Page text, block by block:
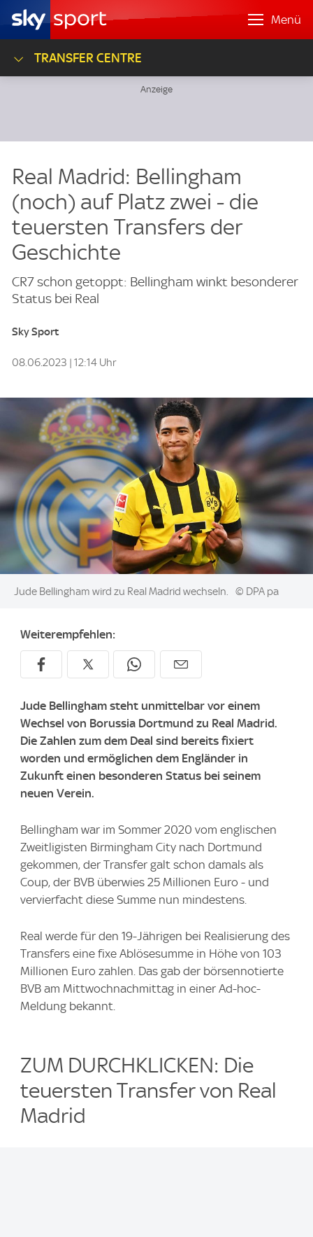
Menü
TRANSFER CENTRE
Real Madrid: Bellingham
(noch) auf Platz zwei - die
teuersten Transfers der
Geschichte
CR7 schon getoppt: Bellingham winkt besonderer
Status bei Real
Sky Sport
08.06.2023 | 12:14 Uhr
Image:
Jude Bellingham wird zu Real Madrid wechseln. © DPA pa
Weiterempfehlen:
Jude Bellingham steht unmittelbar vor einem
Wechsel von Borussia Dortmund zu Real Madrid.
Die Zahlen zum dem Deal sind bereits fixiert
worden und ermöglichen dem Engländer in
Zukunft einen besonderen Status bei seinem
neuen Verein.
Bellingham war im Sommer 2020 vom englischen
Zweitligisten Birmingham City nach Dortmund
gekommen, der Transfer galt schon damals als
Coup, der BVB überwies 25 Millionen Euro - und
vervierfacht diese Summe nun mindestens.
Real werde für den 19-Jährigen bei Realisierung des
Transfers eine fixe Ablösesumme in Höhe von 103
Millionen Euro zahlen. Das gab der börsennotierte
BVB am Mittwochnachmittag in einer Ad-hoc-
Meldung bekannt.
ZUM DURCHKLICKEN: Die
teuersten Transfer von Real
Madrid